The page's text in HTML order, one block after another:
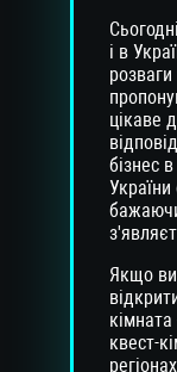
і в
цікаве
бізнес
Якщо
кімната
квест-